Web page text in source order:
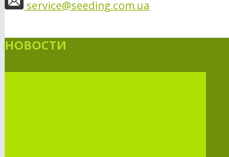
service@seeding.com.ua
НОВОСТИ